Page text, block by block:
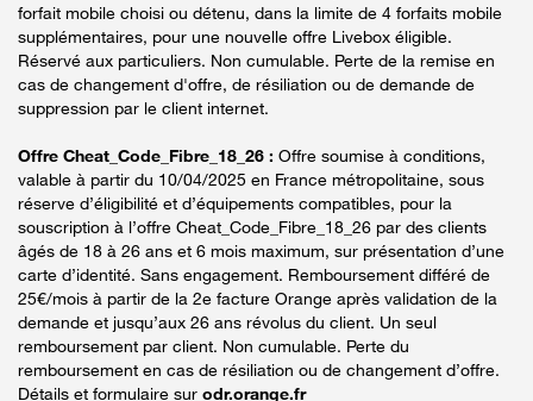
forfait mobile choisi ou détenu, dans la limite de 4 forfaits mobile
supplémentaires, pour une nouvelle offre Livebox éligible.
Réservé aux particuliers. Non cumulable. Perte de la remise en
cas de changement d'offre, de résiliation ou de demande de
suppression par le client internet.
Offre Cheat_Code_Fibre_18_26 : Offre soumise à conditions,
valable à partir du 10/04/2025 en France métropolitaine, sous
réserve d’éligibilité et d’équipements compatibles, pour la
souscription à l’offre Cheat_Code_Fibre_18_26 par des clients
âgés de 18 à 26 ans et 6 mois maximum, sur présentation d’une
carte d’identité. Sans engagement. Remboursement différé de
25€/mois à partir de la 2e facture Orange après validation de la
demande et jusqu’aux 26 ans révolus du client. Un seul
remboursement par client. Non cumulable. Perte du
remboursement en cas de résiliation ou de changement d’offre.
Détails et formulaire sur odr.orange.fr